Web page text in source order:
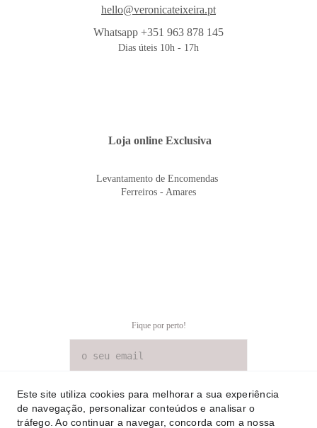
Fique por perto!
Loja online Exclusiva
Whatsapp +351 963 878 145
Dias úteis 10h - 17h
hello@veronicateixeira.pt
Levantamento de Encomendas
Ferreiros - Amares
Este site utiliza cookies para melhorar a sua experiência
de navegação, personalizar conteúdos e analisar o
tráfego. Ao continuar a navegar, concorda com a nossa